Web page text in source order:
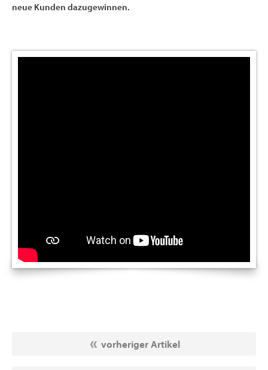
neue Kunden dazugewinnen.
vorheriger Artikel